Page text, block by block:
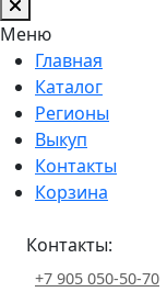
Меню
Главная
Каталог
Регионы
Выкуп
Контакты
Корзина
Контакты:
+7 905 050-50-70